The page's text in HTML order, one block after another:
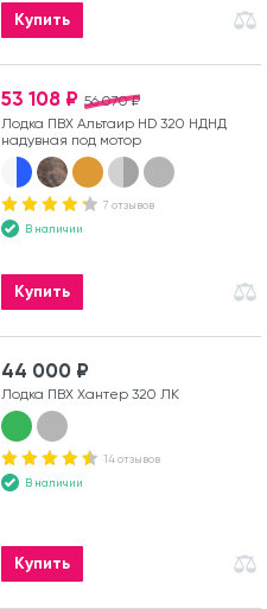
Купить
56 070 ₽
53 108 ₽
Лодка ПВХ Альтаир HD 320 НДНД
надувная под мотор
7 отзывов
В наличии
Купить
44 000 ₽
Лодка ПВХ Хантер 320 ЛК
14 отзывов
В наличии
Купить